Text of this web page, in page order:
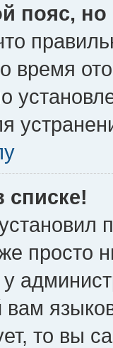
пояс,
время
списке!
просто
у
то вы